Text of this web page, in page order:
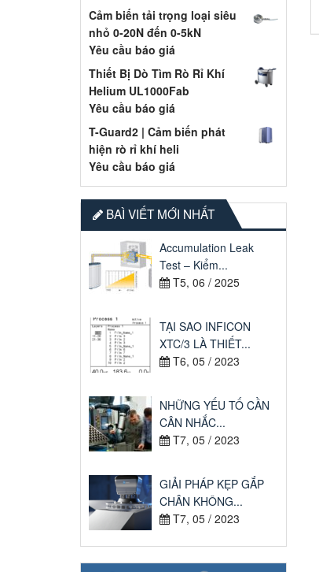
Cảm biến tải trọng loại siêu
nhỏ 0-20N đến 0-5kN
Yêu cầu báo giá
Thiết Bị Dò Tìm Rò Rỉ Khí
Helium UL1000Fab
Yêu cầu báo giá
T-Guard2 | Cảm biến phát
hiện rò rỉ khí heli
Yêu cầu báo giá
BAÌ VIẾT MỚI NHẤT
Accumulation Leak
Test – Kiểm...
T5, 06 / 2025
TẠI SAO INFICON
XTC/3 LÀ THIẾT...
T6, 05 / 2023
NHỮNG YẾU TỐ CẦN
CÂN NHẮC...
T7, 05 / 2023
GIẢI PHÁP KẸP GẮP
CHÂN KHÔNG...
T7, 05 / 2023